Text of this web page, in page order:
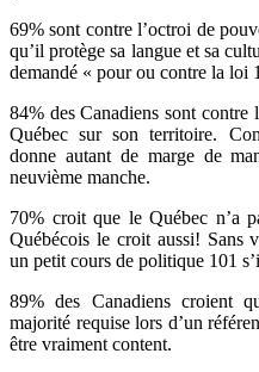
69% sont contre l’octroi de
qu’il protège sa langue et sa
demandé « pour ou contre la loi
84% des Canadiens sont contre
Québec sur son territoire.
donne autant de marge de
neuvième manche.
70% croit que le Québec n’a
Québécois le croit aussi! Sans
un petit cours de politique 101
89% des Canadiens croient
majorité requise lors d’un
être vraiment content.